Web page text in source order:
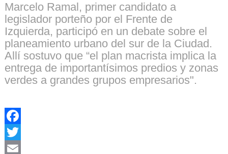
Marcelo Ramal, primer candidato a
legislador porteño por el Frente de
Izquierda, participó en un debate sobre el
planeamiento urbano del sur de la Ciudad.
Allí sostuvo que “el plan macrista implica la
entrega de importantísimos predios y zonas
verdes a grandes grupos empresarios".
Facebook
Twitter